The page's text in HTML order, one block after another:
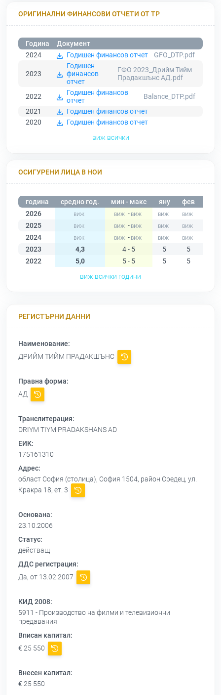
ОРИГИНАЛНИ ФИНАНСОВИ ОТЧЕТИ ОТ ТР
Година
Документ
2024
Годишен финансов отчет GFO_DTP.pdf
2023
Годишен
финансов
отчет
ГФО 2023_Дрийм Тийм
Прадакшънс АД.pdf
2022
Годишен финансов
отчет
Balance_DTP.pdf
2021
Годишен финансов отчет
2020
Годишен финансов отчет
виж всички
ОСИГУРЕНИ ЛИЦА В НОИ
година средно год. мин - макс яну фев
2026
-
2025
-
2024
-
2023
4,3 4 - 5 5 5
2022
5,0 5 - 5 5 5
виж всички години
РЕГИСТЪРНИ ДАННИ
Наименование:
ДРИЙМ ТИЙМ ПРАДАКШЪНС
Правна форма:
АД
Транслитерация:
DRIYM TIYM PRADAKSHANS AD
ЕИК:
175161310
Адрес:
област София (столица), София 1504, район Средец, ул.
Кракра 18, ет. 3
Основана:
23.10.2006
Статус:
действащ
ДДС регистрация:
Да, от 13.02.2007
КИД 2008:
5911 - Производство на филми и телевизионни
предавания
Вписан капитал:
€ 25 550
Внесен капитал:
€ 25 550